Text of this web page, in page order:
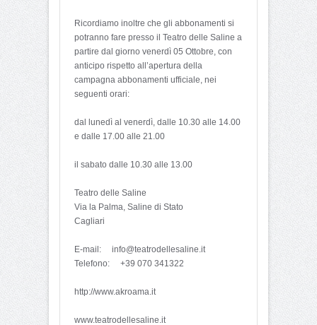
Ricordiamo inoltre che gli abbonamenti si
potranno fare presso il Teatro delle Saline a
partire dal giorno venerdì 05 Ottobre, con
anticipo rispetto all’apertura della
campagna abbonamenti ufficiale, nei
seguenti orari:
dal lunedì al venerdì, dalle 10.30 alle 14.00
e dalle 17.00 alle 21.00
il sabato dalle 10.30 alle 13.00
Teatro delle Saline
Via la Palma, Saline di Stato
Cagliari
E-mail: info@teatrodellesaline.it
Telefono: +39 070 341322
http://www.akroama.it
www.teatrodellesaline.it